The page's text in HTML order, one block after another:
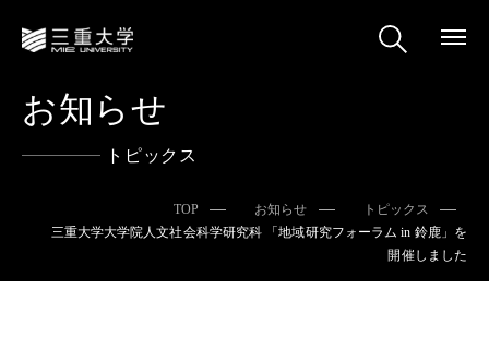
お知らせ
トピックス
TOP お知らせ
トピックス
三重大学大学院人文社会科学研究科 「地域研究フォーラム in 鈴鹿」を
開催しました